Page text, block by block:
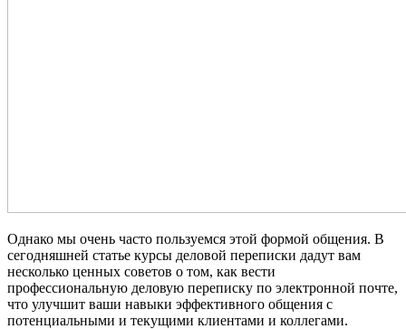
Однако мы очень часто пользуемся этой формой общения. В
сегодняшней статье курсы деловой переписки дадут вам
несколько ценных советов о том, как вести
профессиональную деловую переписку по электронной почте,
что улучшит ваши навыки эффективного общения с
потенциальными и текущими клиентами и коллегами.